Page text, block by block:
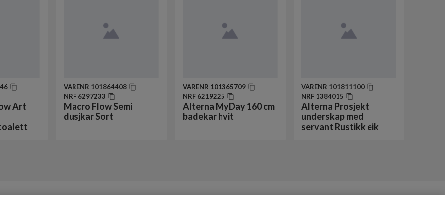
Art
VARENR 101864408
NRF 6297233
Macro Flow Semi
dusjkar Sort
VARENR 101365709
NRF 6219225
Alterna MyDay 160 cm
badekar hvit
VARENR 101811100
NRF 1384015
Alterna Prosjekt
underskap med
servant Rustikk eik